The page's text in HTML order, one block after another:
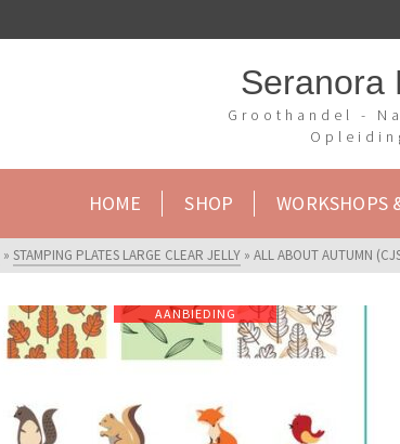
Seranora
Groothandel -
HOME SHOP WORKSHOPS
» STAMPING PLATES LARGE CLEAR JELLY » ALL ABOUT AUTUMN
AANBIEDING